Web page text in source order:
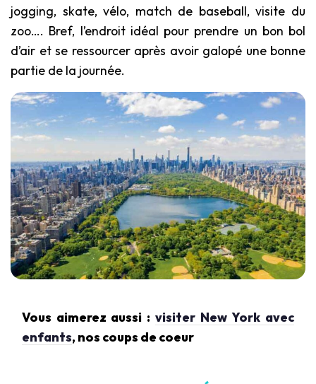
jogging, skate, vélo, match de baseball, visite du
zoo…. Bref, l’endroit idéal pour prendre un bon bol
d’air et se ressourcer après avoir galopé une bonne
partie de la journée.
Vous aimerez aussi : visiter New York avec
enfants, nos coups de coeur